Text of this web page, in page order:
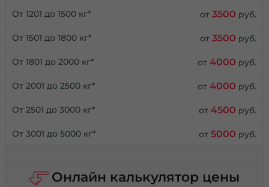
От 1201 до 1500 кг* от3500 руб.
От 1501 до 1800 кг* от3500 руб.
От 1801 до 2000 кг* от4000 руб.
От 2001 до 2500 кг* от4000 руб.
От 2501 до 3000 кг* от4500 руб.
От 3001 до 5000 кг* от5000 руб.
Онлайн калькулятор цены